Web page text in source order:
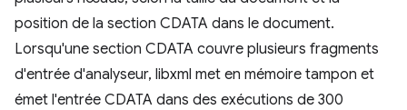
position de la section CDATA dans le document.
Lorsqu'une section CDATA couvre plusieurs fragments
d'entrée d'analyseur, libxml met en mémoire tampon et
émet l'entrée CDATA dans des exécutions de 300